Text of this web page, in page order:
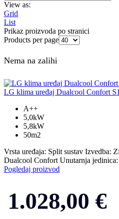
View as:
Grid
List
Prikaz proizvoda po stranici
Products per page
Nema na zalihi
LG klima uređaj Dualcool Confort
A++
5,0kW
5,8kW
50m2
Vrsta uređaja: Split sustav Izvedba:
Dualcool Confort Unutarnja jedinica:
Pogledaj proizvod
1.028,00 €